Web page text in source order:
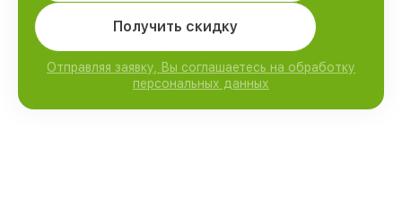
Получить скидку
Отправляя заявку, Вы соглашаетесь на обработку
персональных данных